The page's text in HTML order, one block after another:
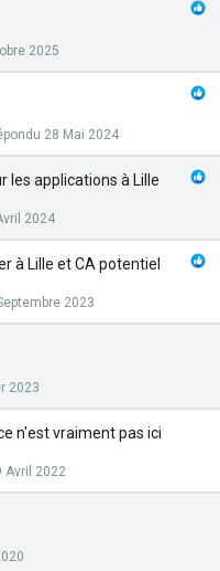
2025
28 Mai 2024
les applications à Lille
2024
à Lille et CA potentiel
2023
2023
n'est vraiment pas ici
Avril 2022